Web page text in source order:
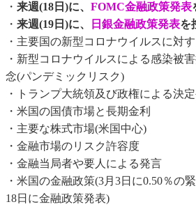
・ 来週(18日)に、 FOMC金融政策発表
・ 来週(19日)に、 日銀金融政策発表を
・主要国の新型コロナウイルスに対
・新型コロナウイルスによる感染被
念(パンデミックリスク)
・トランプ大統領及び政権による決
・米国の国債市場と長期金利
・主要な株式市場(米国中心)
・金融市場のリスク許容度
・金融当局者や要人による発言
・米国の金融政策(3月3日に0.50％の
18日に金融政策発表)